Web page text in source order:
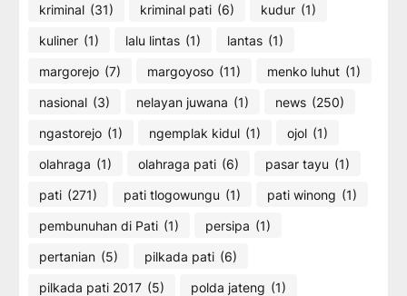
kriminal (31) kriminal pati (6) kudur (1)
kuliner (1) lalu lintas (1) lantas (1)
margorejo (7) margoyoso (11) menko luhut (1)
nasional (3) nelayan juwana (1) news (250)
ngastorejo (1) ngemplak kidul (1) ojol (1)
olahraga (1) olahraga pati (6) pasar tayu (1)
pati (271) pati tlogowungu (1) pati winong (1)
pembunuhan di Pati (1) persipa (1)
pertanian (5) pilkada pati (6)
pilkada pati 2017 (5) polda jateng (1)